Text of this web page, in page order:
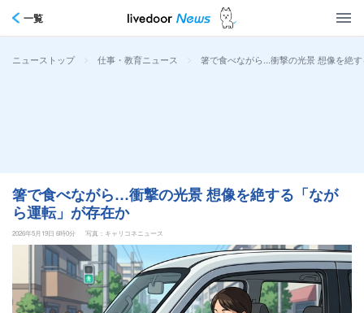
一覧
ニューストップ > 仕事・教育ニュース > 箸で食べながら…衝撃の光景 想像を絶
箸で食べながら…衝撃の光景 想像を絶する「なが
ら運転」が存在か
2026年5月19日 6時0分 写真：キャリコネニュース